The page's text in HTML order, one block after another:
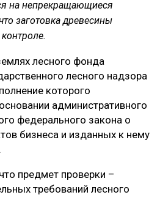
на непрекращающиеся
заготовка древесины
лесного фонда
лесного надзора
которого
административного
федерального закона о
бизнеса и изданных к нему
предмет проверки –
требований лесного